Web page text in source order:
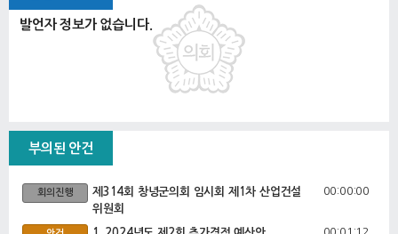
발언자 정보가 없습니다.
부의된 안건
회의진행
제314회 창녕군의회 임시회 제1차 산업건설
위원회
00:00:00
00:01:12